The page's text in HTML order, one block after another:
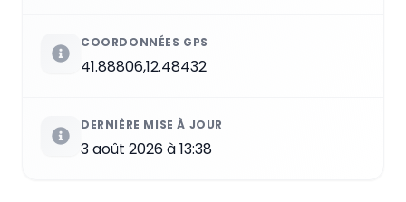
COORDONNÉES GPS
41.88806,12.48432
DERNIÈRE MISE À JOUR
3 août 2026 à 13:38